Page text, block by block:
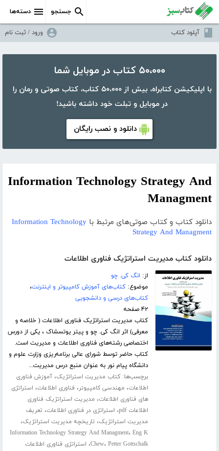
دسته‌ها جستجو
آپلود کتاب ورود / ثبت نام
۵۰،۰۰۰ کتاب در موبایل شما
با اپلیکیشن کتابراه، بیش از ۵۰،۰۰۰ کتاب، کتاب صوتی و رمان را
در موبایل و تبلت خود داشته باشید!
دانلود و نصب رایگان
Information Technology Strategy And
Managment
دانلود کتاب و کتاب صوتی‌های مرتبط با Information Technology
Strategy And Managment
دانلود کتاب مدیریت استراتژیک فناوری اطلاعات
از: انگ کی. چو
موضوع:کتاب‌های آموزش کامپیوتر و اینترنت،
کتاب‌های درسی و دانشجویی
۴۲ صفحه
کتاب مدیریت استراتژیک فناوری اطلاعات ( خلاصه و
معرفی) اثر انگ کی. چو و پیتر یوتسشاک ، یکی از دورس
اختصاصی رشته­‌های فناوری اطلاعات و مدیریت است.
کتاب حاضر توسط شورای عالی برنامه­‌ریزی وزارت علوم و
دانشگاه پیام­ نور به عنوان منبع درس مدیریت...
برچسب‌ها:کتاب مدیریت استراتژیک،آموزش فناوری
اطلاعات، مهندسی کامپیوتر، فناوری اطلاعات، استراتژی
های فناوری اطلاعات، مدیریت استراتژیک فناوری
اطلاعات pdf
، استراتژی در فناوری اطلاعات، تعریف
مدیریت استراتژیک، تاریخچه مدیریت استراتژیک،
Information Technology Strategy And Managment، Eng K
Chew، Petter Gottschalk ، استراتژی فناوری اطلاعات